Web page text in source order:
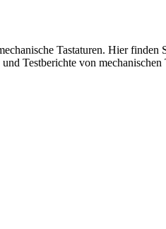
Tastaturen. Hier
Testberichte von mechanischen